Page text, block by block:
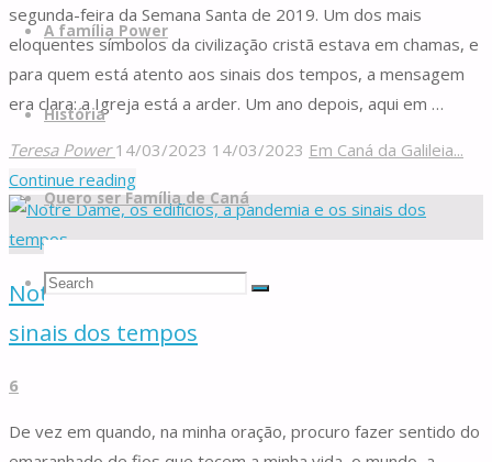
A família Power
História
Quero ser Família de Caná
Search
Search
Search
segunda-feira da Semana Santa de 2019. Um dos mais
eloquentes símbolos da civilização cristã estava em chamas, e
para quem está atento aos sinais dos tempos, a mensagem
era clara: a Igreja está a arder. Um ano depois, aqui em …
Teresa Power 14/03/2023 14/03/2023 Em Caná da Galileia...
Continue reading"A
Igreja
a
(Sobre
na
Notre Dame, os edifícios, a pandemia e os
sinais dos tempos
6
De vez em quando, na minha oração, procuro fazer sentido do